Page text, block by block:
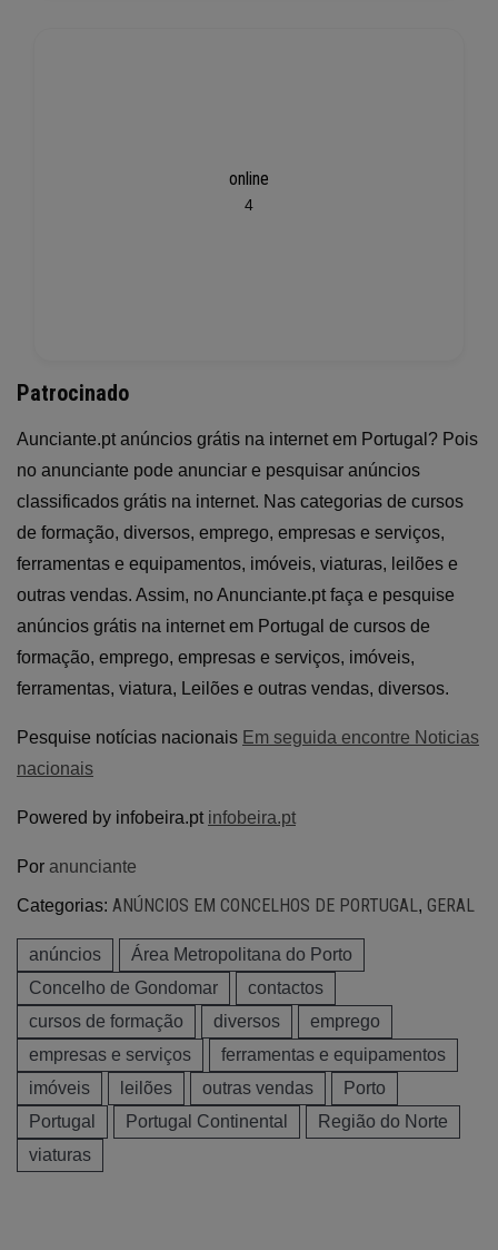
online
4
Patrocinado
Aunciante.pt anúncios grátis na internet em Portugal? Pois
no anunciante pode anunciar e pesquisar anúncios
classificados grátis na internet. Nas categorias de cursos
de formação, diversos, emprego, empresas e serviços,
ferramentas e equipamentos, imóveis, viaturas, leilões e
outras vendas. Assim, no Anunciante.pt faça e pesquise
anúncios grátis na internet em Portugal de cursos de
formação, emprego, empresas e serviços, imóveis,
ferramentas, viatura, Leilões e outras vendas, diversos.
Pesquise notícias nacionais Em seguida encontre Noticias
nacionais
Powered by infobeira.pt infobeira.pt
Por anunciante
Categorias: ANÚNCIOS EM CONCELHOS DE PORTUGAL , GERAL
anúncios
Área Metropolitana do Porto
Concelho de Gondomar
contactos
cursos de formação
diversos
emprego
empresas e serviços
ferramentas e equipamentos
imóveis
leilões outras vendas
Porto
Portugal
Portugal Continental
Região do Norte
viaturas